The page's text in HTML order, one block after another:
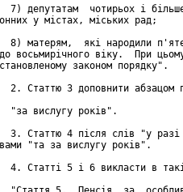
7) депутатам  чотирьох і
у містах, міських рад;
8) матерям,  які народили
восьмирічного віку.  При
законом порядку".
2. Статтю 3 доповнити абзацом
"за вислугу років".
3. Статтю 4 після слів "у
"та за вислугу років".
4. Статті 5 і 6 викласти в